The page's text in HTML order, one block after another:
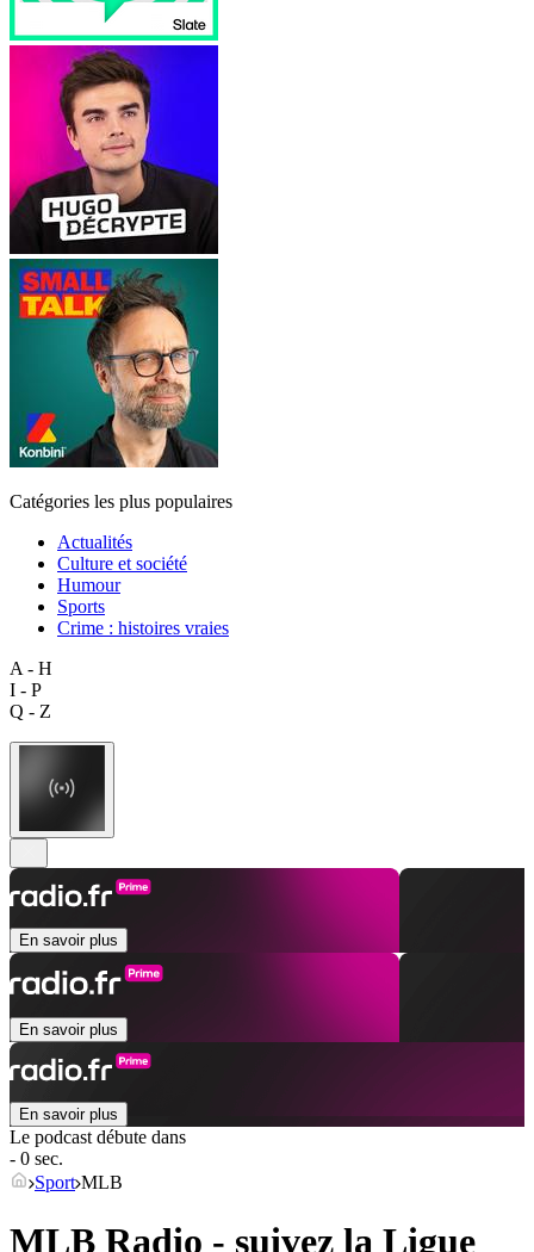
Catégories les plus populaires
Actualités
Culture et société
Humour
Sports
Crime : histoires vraies
A - H
I - P
Q - Z
En savoir plus
En savoir plus
En savoir plus
Le podcast débute dans
- 0 sec.
Sport MLB
MLB Radio - suivez la Ligue